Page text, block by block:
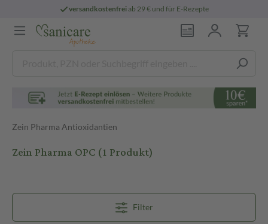
versandkostenfreiab 29 € und für E-Rezepte
Zein Pharma Antioxidantien
Zein Pharma OPC(1 Produkt)
Filter